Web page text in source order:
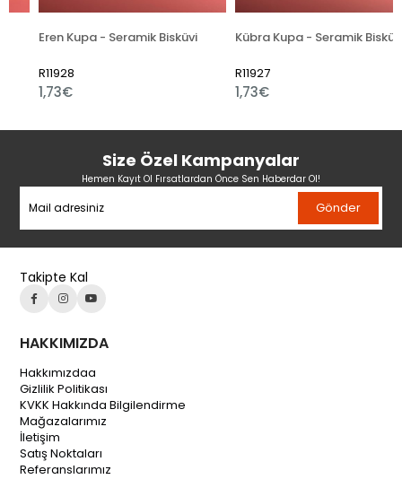
Eren Kupa - Seramik Bisküvi
R11928
1,73€
Kübra Kupa - Seramik Bisküvi
R11927
1,73€
Size Özel Kampanyalar
Hemen Kayıt Ol Fırsatlardan Önce Sen Haberdar Ol!
Gönder
Takipte Kal
HAKKIMIZDA
Hakkımızdaa
Gizlilik Politikası
KVKK Hakkında Bilgilendirme
Mağazalarımız
İletişim
Satış Noktaları
Referanslarımız